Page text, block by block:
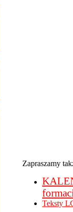
Zapraszamy
Teksty